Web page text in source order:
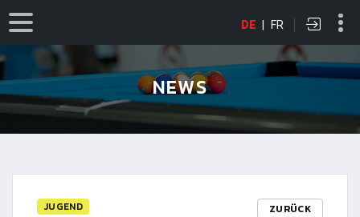
DE | FR
NEWS
JUGEND ZURÜCK